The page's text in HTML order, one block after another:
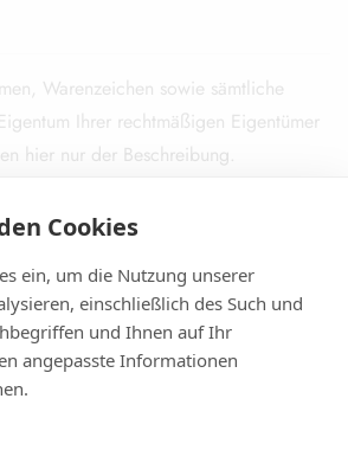
Warenzeichen sowie sämtliche
Ihrer rechtmäßigen Eigentümer
hier nur der Beschreibung.
und ggf. Nachnahmegebühren, wenn
anders beschrieben.
Preise entsprechen dem ursprünglichen
Preis.
e. K.
Cookies
ein, um die Nutzung unserer
einschließlich des Such und
und Ihnen auf Ihr
angepasste Informationen